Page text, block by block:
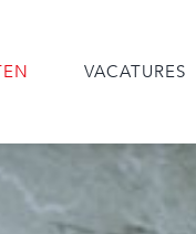
VACATURES